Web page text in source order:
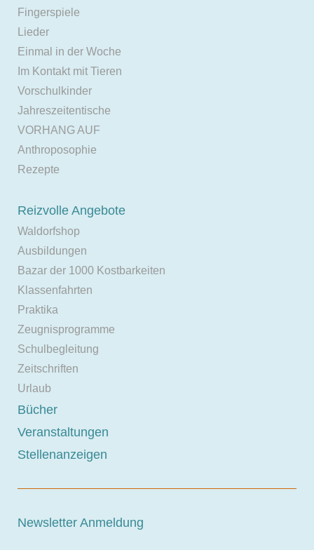
Fingerspiele
Lieder
Einmal in der Woche
Im Kontakt mit Tieren
Vorschulkinder
Jahreszeitentische
VORHANG AUF
Anthroposophie
Rezepte
Reizvolle Angebote
Waldorfshop
Ausbildungen
Bazar der 1000 Kostbarkeiten
Klassenfahrten
Praktika
Zeugnisprogramme
Schulbegleitung
Zeitschriften
Urlaub
Bücher
Veranstaltungen
Stellenanzeigen
Newsletter Anmeldung